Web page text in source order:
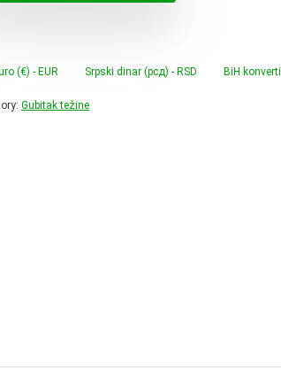
(€) - EUR Srpski dinar (рсд) - RSD BiH
Gubitak težine